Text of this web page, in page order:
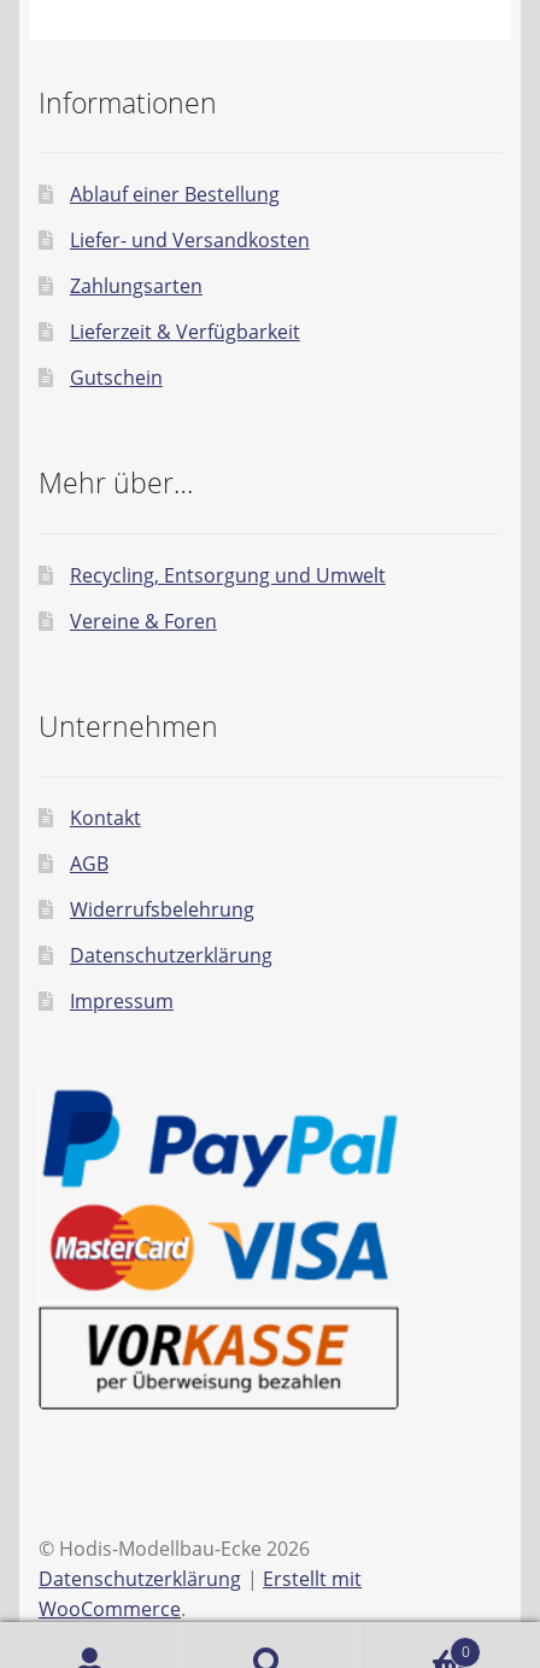
Informationen
Ablauf einer Bestellung
Liefer- und Versandkosten
Zahlungsarten
Lieferzeit & Verfügbarkeit
Gutschein
Mehr über…
Recycling, Entsorgung und Umwelt
Vereine & Foren
Unternehmen
Kontakt
AGB
Widerrufsbelehrung
Datenschutzerklärung
Impressum
© Hodis-Modellbau-Ecke 2026
Datenschutzerklärung
Erstellt mit
WooCommerce.
0